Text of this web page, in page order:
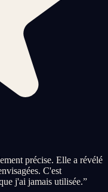
précise. Elle a révélé
C'est
j'ai jamais utilisée.”